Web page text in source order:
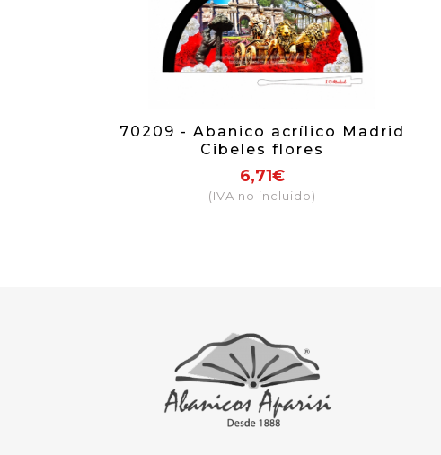
70209 - Abanico acrílico Madrid
Cibeles flores
6,71€
(IVA no incluido)